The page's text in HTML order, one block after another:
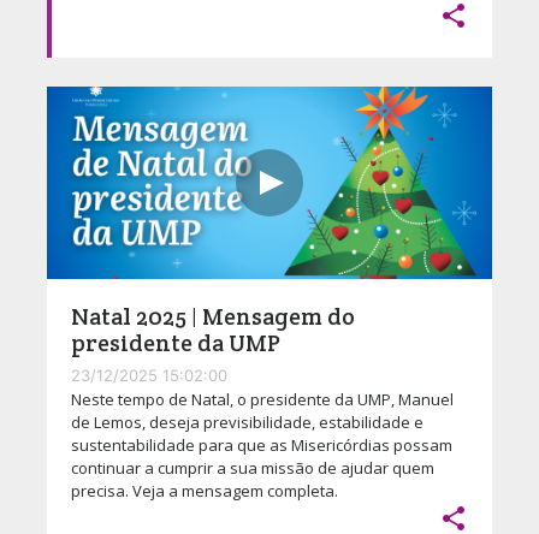

Natal 2025 | Mensagem do
presidente da UMP
23/12/2025 15:02:00
Neste tempo de Natal, o presidente da UMP, Manuel
de Lemos, deseja previsibilidade, estabilidade e
sustentabilidade para que as Misericórdias possam
continuar a cumprir a sua missão de ajudar quem
precisa. Veja a mensagem completa.
